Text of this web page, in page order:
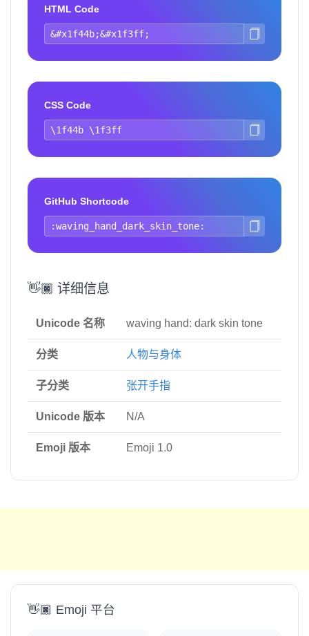
HTML Code
CSS Code
GitHub Shortcode
👋🏿 详细信息
Unicode 名称 waving hand: dark skin tone
分类 人物与身体
子分类 张开手指
Unicode 版本 N/A
Emoji 版本 Emoji 1.0
👋🏿 Emoji 平台